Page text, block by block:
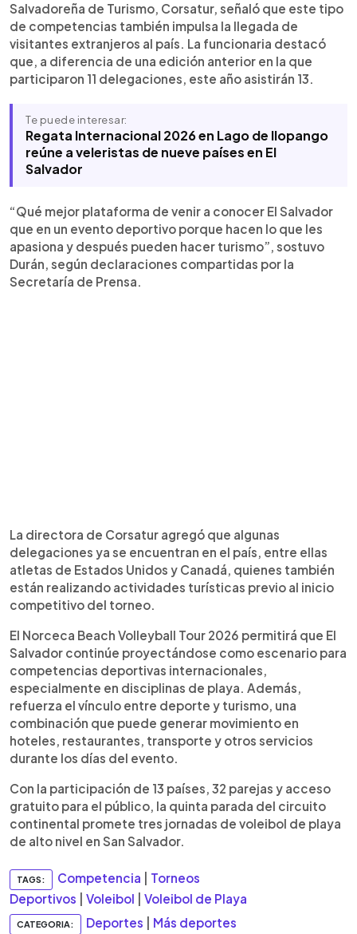
Salvadoreña de Turismo, Corsatur, señaló que este tipo
de competencias también impulsa la llegada de
visitantes extranjeros al país. La funcionaria destacó
que, a diferencia de una edición anterior en la que
participaron 11 delegaciones, este año asistirán 13.
Te puede interesar:
Regata Internacional 2026 en Lago de Ilopango
reúne a veleristas de nueve países en El
Salvador
“Qué mejor plataforma de venir a conocer El Salvador
que en un evento deportivo porque hacen lo que les
apasiona y después pueden hacer turismo”, sostuvo
Durán, según declaraciones compartidas por la
Secretaría de Prensa.
La directora de Corsatur agregó que algunas
delegaciones ya se encuentran en el país, entre ellas
atletas de Estados Unidos y Canadá, quienes también
están realizando actividades turísticas previo al inicio
competitivo del torneo.
El Norceca Beach Volleyball Tour 2026 permitirá que El
Salvador continúe proyectándose como escenario para
competencias deportivas internacionales,
especialmente en disciplinas de playa. Además,
refuerza el vínculo entre deporte y turismo, una
combinación que puede generar movimiento en
hoteles, restaurantes, transporte y otros servicios
durante los días del evento.
Con la participación de 13 países, 32 parejas y acceso
gratuito para el público, la quinta parada del circuito
continental promete tres jornadas de voleibol de playa
de alto nivel en San Salvador.
TAGS: Competencia
Torneos
Deportivos
Voleibol Voleibol de Playa
CATEGORIA: Deportes Más deportes